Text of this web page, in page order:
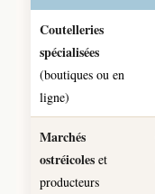
Coutelleries
spécialisées
(boutiques ou en
ligne)
Marchés
ostréicoles et
producteurs